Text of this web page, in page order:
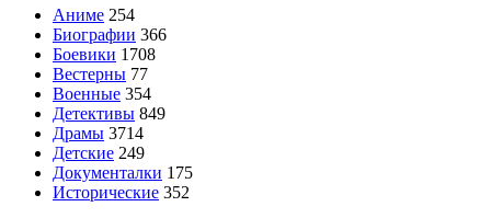
Аниме 254
Биографии 366
Боевики 1708
Вестерны 77
Военные 354
Детективы 849
Драмы 3714
Детские 249
Документалки 175
Исторические 352